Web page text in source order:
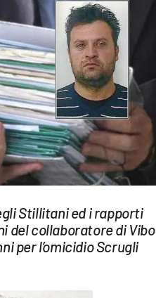
Stillitani ed i rapporti
del collaboratore di Vibo
per l’omicidio Scrugli